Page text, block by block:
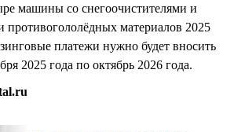
машины со снегоочистителями и
противогололёдных материалов 2025
платежи нужно будет вносить
2025 года по октябрь 2026 года.